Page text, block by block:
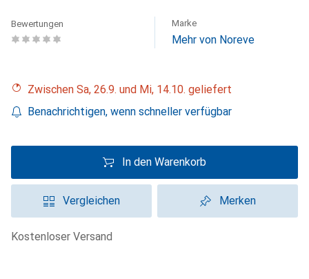
Bewertungen Marke
Mehr von Noreve
Zwischen Sa, 26.9. und Mi, 14.10. geliefert
Benachrichtigen, wenn schneller verfügbar
In den Warenkorb
Vergleichen Merken
kostenloser Versand